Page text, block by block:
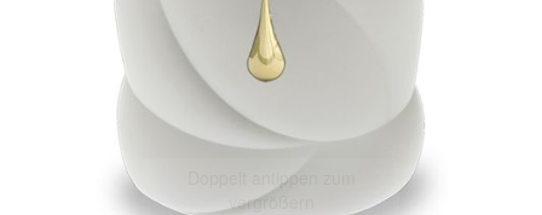
Doppelt antippen zum
vergrößern